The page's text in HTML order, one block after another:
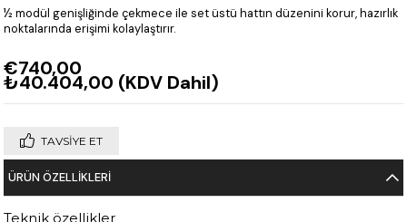
½ modül genişliğinde çekmece ile set üstü hattın düzenini korur, hazırlık
noktalarında erişimi kolaylaştırır.
€740,00
₺40.404,00 (KDV Dahil)
TAVSIYE ET
ÜRÜN ÖZELLIKLERI
Teknik özellikler